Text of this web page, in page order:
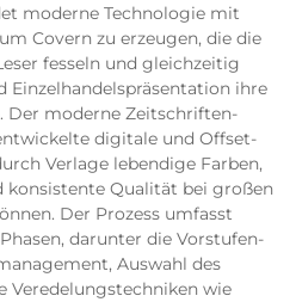
moderne Technologie mit
Covern zu erzeugen, die die
fesseln und gleichzeitig
ihre
Der moderne Zeitschriften-
digitale und Offset-
Verlage lebendige Farben,
konsistente Qualität bei großen
Der Prozess umfasst
darunter die Vorstufen-
Auswahl des
Veredelungstechniken wie